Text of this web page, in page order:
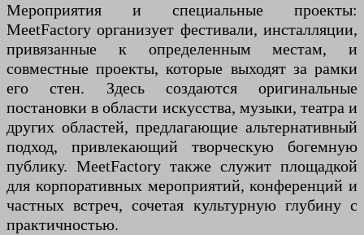
Мероприятия и специальные проекты:
MeetFactory организует фестивали, инсталляции,
привязанные к определенным местам, и
совместные проекты, которые выходят за рамки
его стен. Здесь создаются оригинальные
постановки в области искусства, музыки, театра и
других областей, предлагающие альтернативный
подход, привлекающий творческую богемную
публику. MeetFactory также служит площадкой
для корпоративных мероприятий, конференций и
частных встреч, сочетая культурную глубину с
практичностью.